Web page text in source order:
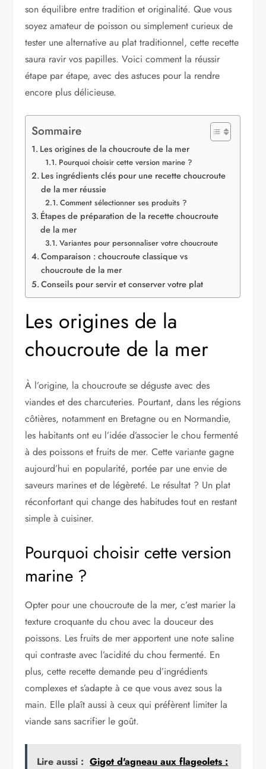
son équilibre entre tradition et originalité. Que vous
soyez amateur de poisson ou simplement curieux de
tester une alternative au plat traditionnel, cette recette
saura ravir vos papilles. Voici comment la réussir
étape par étape, avec des astuces pour la rendre
encore plus délicieuse.
Sommaire
Les origines de la choucroute de la mer
Pourquoi choisir cette version marine ?
Les ingrédients clés pour une recette choucroute
de la mer réussie
Comment sélectionner ses produits ?
Étapes de préparation de la recette choucroute
de la mer
Variantes pour personnaliser votre choucroute
Comparaison : choucroute classique vs
choucroute de la mer
Conseils pour servir et conserver votre plat
Les origines de la
choucroute de la mer
À l’origine, la choucroute se déguste avec des
viandes et des charcuteries. Pourtant, dans les régions
côtières, notamment en Bretagne ou en Normandie,
les habitants ont eu l’idée d’associer le chou fermenté
à des poissons et fruits de mer. Cette variante gagne
aujourd’hui en popularité, portée par une envie de
saveurs marines et de légèreté. Le résultat ? Un plat
réconfortant qui change des habitudes tout en restant
simple à cuisiner.
Pourquoi choisir cette version
marine ?
Opter pour une choucroute de la mer, c’est marier la
texture croquante du chou avec la douceur des
poissons. Les fruits de mer apportent une note saline
qui contraste avec l’acidité du chou fermenté. En
plus, cette recette demande peu d’ingrédients
complexes et s’adapte à ce que vous avez sous la
main. Elle plaît aussi à ceux qui préfèrent limiter la
viande sans sacrifier le goût.
Lire aussi : Gigot d'agneau aux flageolets :